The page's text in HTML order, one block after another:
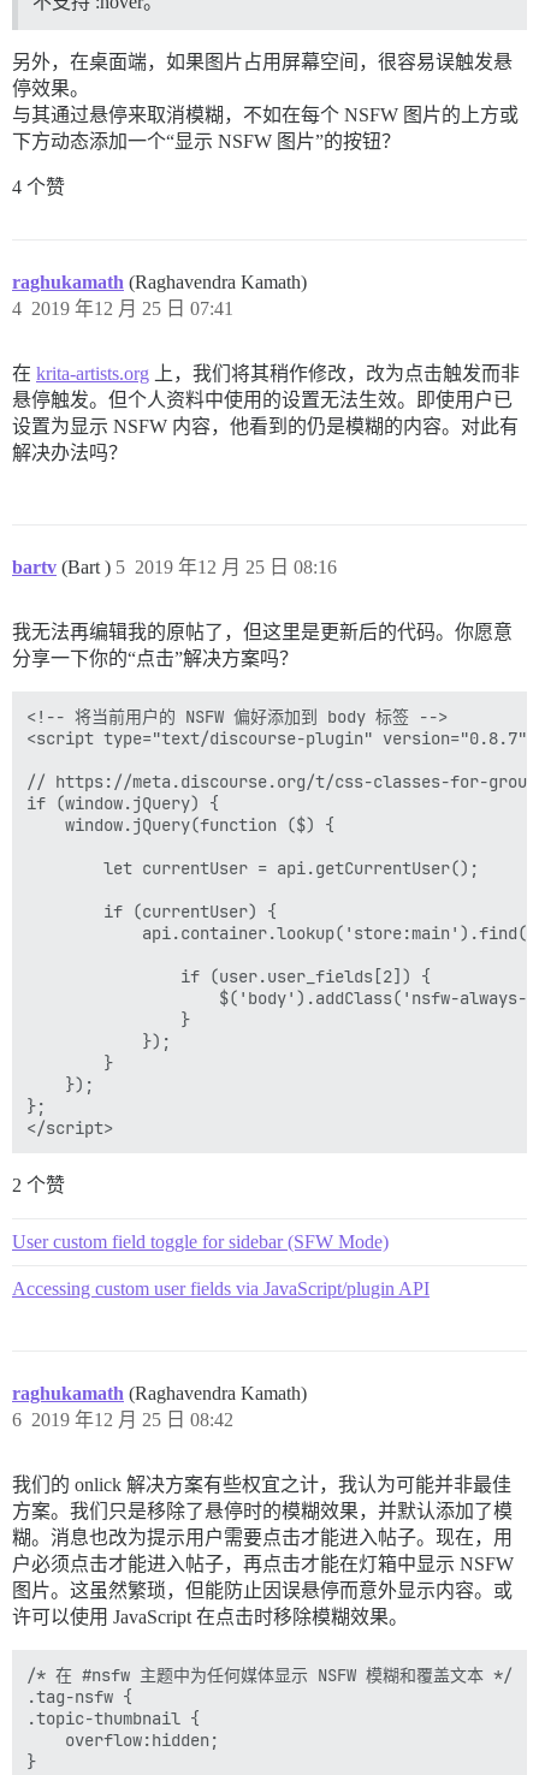
另外，在桌面端，如果图片占用屏幕空间，很容易误触发悬
停效果。
与其通过悬停来取消模糊，不如在每个 NSFW 图片的上方或
下方动态添加一个“显示 NSFW 图片”的按钮？
4 个赞
raghukamath (Raghavendra Kamath)
2019 年12 月 25 日 07:41
4
在 krita-artists.org 上，我们将其稍作修改，改为点击触发而非
悬停触发。但个人资料中使用的设置无法生效。即使用户已
设置为显示 NSFW 内容，他看到的仍是模糊的内容。对此有
解决办法吗？
bartv (Bart ) 2019 年12 月 25 日 08:16
5
我无法再编辑我的原帖了，但这里是更新后的代码。你愿意
分享一下你的“点击”解决方案吗？
<!-- 将当前用户的 NSFW 偏好添加到 body 标签 -->
<script type="text/discourse-plugin" version="0.8.7">
// https://meta.discourse.org/t/css-classes-for-group-
if (window.jQuery) {
    window.jQuery(function ($) {
        let currentUser = api.getCurrentUser();
        if (currentUser) {
                if (user.user_fields[2]) {
$('body').addClass('nsfw-always-
                }
            });
        }
    });
};
2 个赞
User custom field toggle for sidebar (SFW Mode)
Accessing custom user fields via JavaScript/plugin API
raghukamath (Raghavendra Kamath)
2019 年12 月 25 日 08:42
6
我们的 onlick 解决方案有些权宜之计，我认为可能并非最佳
方案。我们只是移除了悬停时的模糊效果，并默认添加了模
糊。消息也改为提示用户需要点击才能进入帖子。现在，用
户必须点击才能进入帖子，再点击才能在灯箱中显示 NSFW
图片。这虽然繁琐，但能防止因误悬停而意外显示内容。或
许可以使用 JavaScript 在点击时移除模糊效果。
/* 在 #nsfw 主题中为任何媒体显示 NSFW 模糊和覆盖文本 */
.tag-nsfw {
.topic-thumbnail {
    overflow:hidden;
}